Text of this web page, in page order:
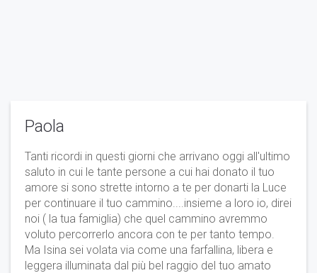
Paola
Tanti ricordi in questi giorni che arrivano oggi all'ultimo
saluto in cui le tante persone a cui hai donato il tuo
amore si sono strette intorno a te per donarti la Luce
per continuare il tuo cammino....insieme a loro io, direi
noi ( la tua famiglia) che quel cammino avremmo
voluto percorrerlo ancora con te per tanto tempo.
Ma Isina sei volata via come una farfallina, libera e
leggera illuminata dal più bel raggio del tuo amato